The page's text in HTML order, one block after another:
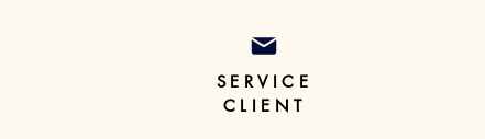
SERVICE
CLIENT